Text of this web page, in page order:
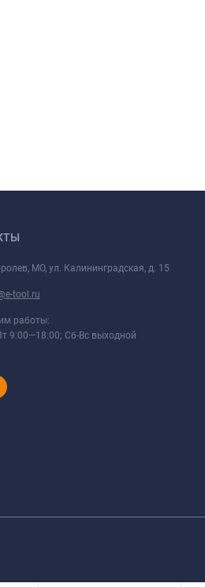
МО, ул. Калининградская, д. 15
tool.ru
работы:
9:00—18:00; Сб-Вс выходной